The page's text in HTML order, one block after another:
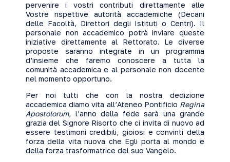
pervenire i vostri contributi direttamente alle
Vostre rispettive autorità accademiche (Decani
delle Facoltà, Direttori degli Istituti o Centri). Il
personale non accademico potrà inviare queste
iniziative direttamente al Rettorato. Le diverse
proposte saranno integrate in un programma
d’insieme che faremo conoscere a tutta la
comunità accademica e al personale non docente
nel momento opportuno.
Per noi tutti che con la nostra dedizione
accademica diamo vita all’Ateneo Pontificio Regina
Apostolorum, l’anno della fede sarà una grande
grazia del Signore Risorto che ci invita di nuovo ad
essere testimoni credibili, gioiosi e convinti della
forza della vita nuova che Egli porta al mondo e
della forza trasformatrice del suo Vangelo.